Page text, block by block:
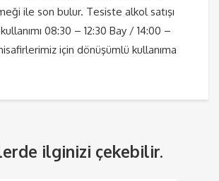
ile son bulur. Tesiste alkol satışı
08:30 – 12:30 Bay / 14:00 –
için dönüşümlü kullanıma
ilginizi çekebilir.